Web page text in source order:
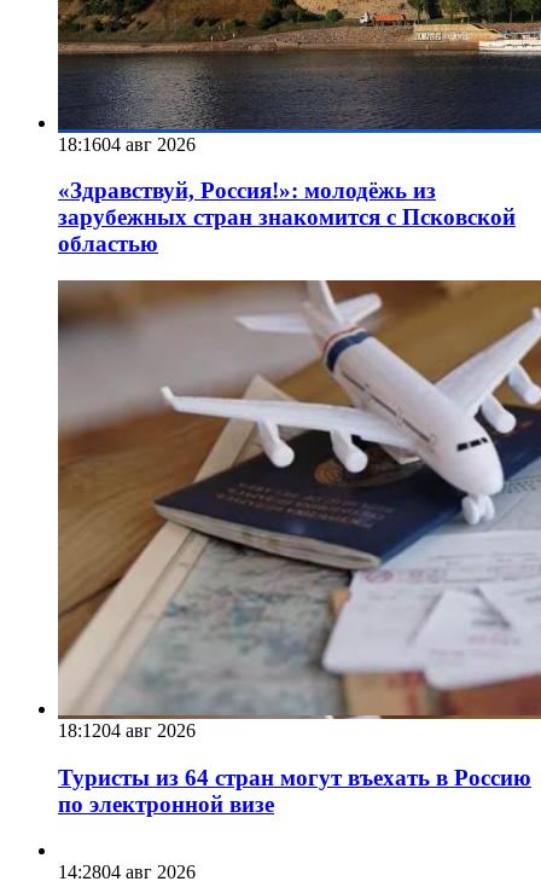
18:1604 авг 2026
«Здравствуй, Россия!»: молодёжь из
зарубежных стран знакомится с Псковской
областью
18:1204 авг 2026
Туристы из 64 стран могут въехать в Россию
по электронной визе
14:2804 авг 2026